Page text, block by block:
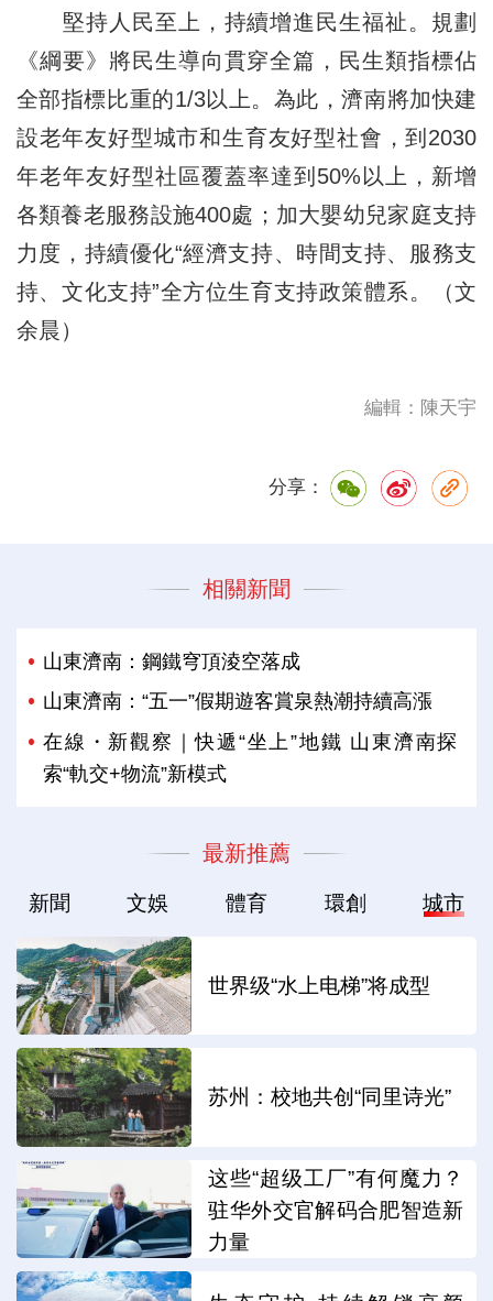
堅持人民至上，持續增進民生福祉。規劃
《綱要》將民生導向貫穿全篇，民生類指標佔
全部指標比重的1/3以上。為此，濟南將加快建
設老年友好型城市和生育友好型社會，到2030
年老年友好型社區覆蓋率達到50%以上，新增
各類養老服務設施400處；加大嬰幼兒家庭支持
力度，持續優化“經濟支持、時間支持、服務支
持、文化支持”全方位生育支持政策體系。（文
余晨）
編輯：陳天宇
分享：
相關新聞
山東濟南：鋼鐵穹頂淩空落成
山東濟南：“五一”假期遊客賞泉熱潮持續高漲
在線・新觀察｜快遞“坐上”地鐵 山東濟南探
索“軌交+物流”新模式
最新推薦
新聞 文娛 體育 環創 城市
世界级“水上电梯”将成型
苏州：校地共创“同里诗光”
这些“超级工厂”有何魔力？
驻华外交官解码合肥智造新
力量